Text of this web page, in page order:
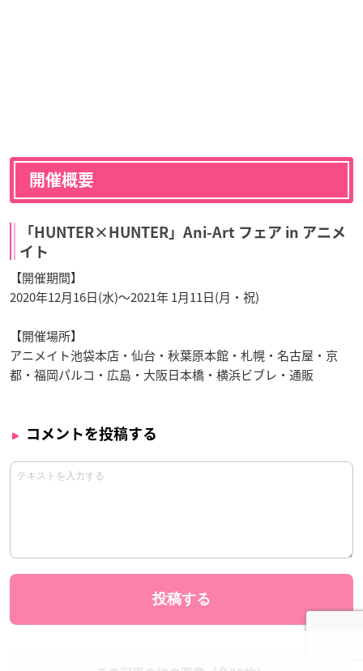
開催概要
「HUNTER×HUNTER」Ani-Art フェア in アニメ
イト
【開催期間】
2020年12月16日(水)～2021年 1月11日(月・祝)
【開催場所】
アニメイト池袋本店・仙台・秋葉原本館・札幌・名古屋・京
都・福岡パルコ・広島・大阪日本橋・横浜ビブレ・通販
コメントを投稿する